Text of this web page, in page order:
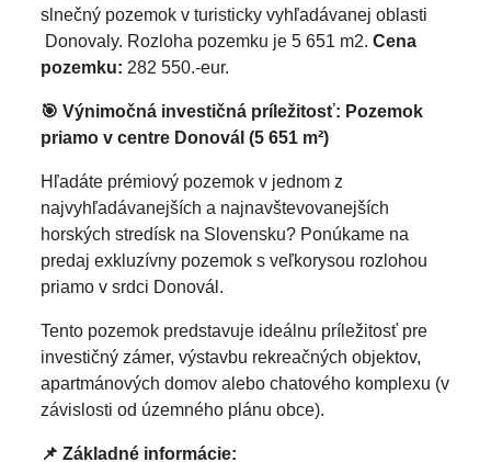
slnečný pozemok v turisticky vyhľadávanej oblasti
Donovaly. Rozloha pozemku je 5 651 m2.Cena
pozemku: 282 550.-eur.
🎯 Výnimočná investičná príležitosť: Pozemok
priamo v centre Donovál (5 651 m²)
Hľadáte prémiový pozemok v jednom z
najvyhľadávanejších a najnavštevovanejších
horských stredísk na Slovensku? Ponúkame na
predaj exkluzívny pozemok s veľkorysou rozlohou
priamo v srdci Donovál.
Tento pozemok predstavuje ideálnu príležitosť pre
investičný zámer, výstavbu rekreačných objektov,
apartmánových domov alebo chatového komplexu (v
závislosti od územného plánu obce).
📌 Základné informácie: